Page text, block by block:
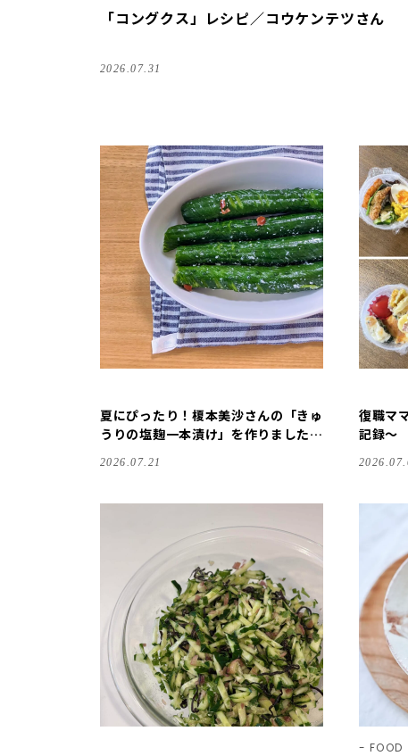
「コングクス」レシピ／コウケンテツさん
2026.07.31
夏にぴったり！榎本美沙さんの「きゅ
うりの塩麹一本漬け」を作りました｜
2026.07.21
復職マ
記録～
FOOD